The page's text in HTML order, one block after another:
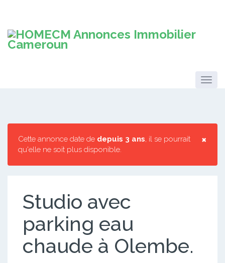
×
Cette annonce date de depuis 3 ans, il se pourrait
qu'elle ne soit plus disponible.
Studio avec
parking eau
chaude à Olembe.